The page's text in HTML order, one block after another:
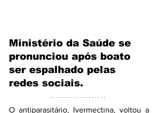
Ministério da Saúde se
pronunciou após boato
ser espalhado pelas
redes sociais.
O antiparasitário, Ivermectina, voltou a